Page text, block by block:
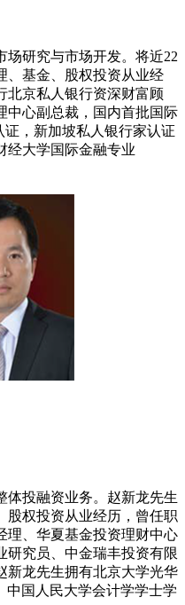
场研究与市场开发。将近22
、基金、股权投资从业经
北京私人银行资深财富顾
中心副总裁，国内首批国际
证，新加坡私人银行家认证
经大学国际金融专业
体投融资业务。赵新龙先生
股权投资从业经历，曾任职
理、华夏基金投资理财中心
研究员、中金瑞丰投资有限
新龙先生拥有北京大学光华
中国人民大学会计学学士学